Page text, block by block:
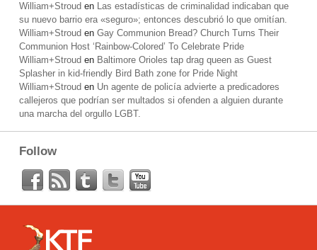
William+Stroud en Las estadísticas de criminalidad indicaban que
su nuevo barrio era «seguro»; entonces descubrió lo que omitían.
William+Stroud en Gay Communion Bread? Church Turns Their
Communion Host ‘Rainbow-Colored’ To Celebrate Pride
William+Stroud en Baltimore Orioles tap drag queen as Guest
Splasher in kid-friendly Bird Bath zone for Pride Night
William+Stroud en Un agente de policía advierte a predicadores
callejeros que podrían ser multados si ofenden a alguien durante
una marcha del orgullo LGBT.
Follow